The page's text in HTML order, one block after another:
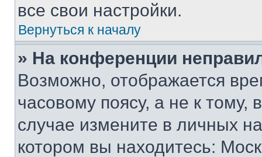
все свои настройки.
Вернуться к началу
» На конференции
Возможно, отображается
часовому поясу, а не к тому,
случае измените в личных
котором вы находитесь: